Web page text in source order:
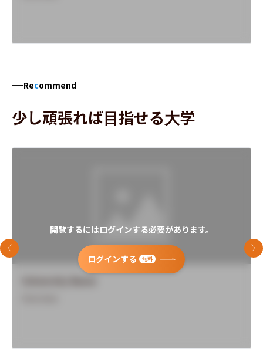
Recommend
少し頑張れば目指せる大学
閲覧するにはログインする必要があります。
ログインする 無料
前のスライド 次